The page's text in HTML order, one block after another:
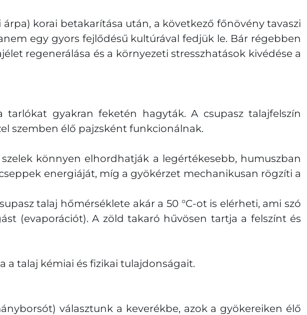
korai betakarítása után, a következő főnövény tavaszi
egy gyors fejlődésű kultúrával fedjük le. Bár régebben
regenerálása és a környezeti stresszhatások kivédése a
gyakran feketén hagyták. A csupasz talajfelszín
szemben élő pajzsként funkcionálnak.
könnyen elhordhatják a legértékesebb, humuszban
energiáját, míg a gyökérzet mechanikusan rögzíti a
talaj hőmérséklete akár a 50 °C-ot is elérheti, ami szó
(evaporációt). A zöld takaró hűvösen tartja a felszínt és
a talaj kémiai és fizikai tulajdonságait.
választunk a keverékbe, azok a gyökereiken élő